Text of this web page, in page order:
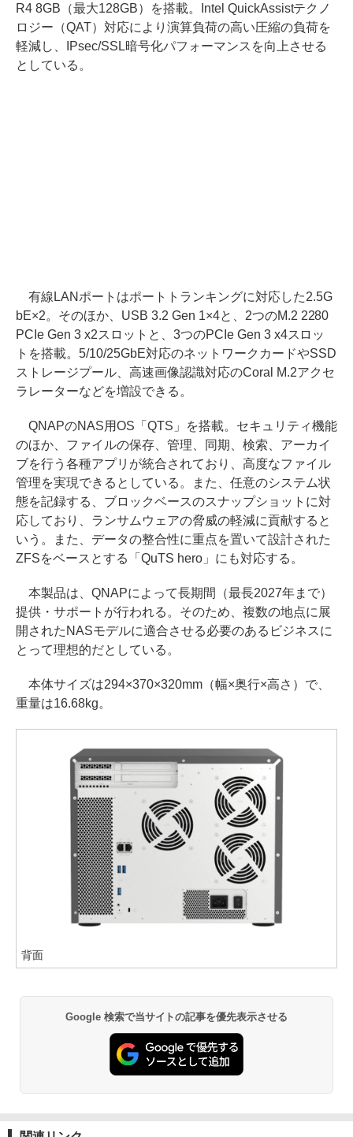
R4 8GB（最大128GB）を搭載。Intel QuickAssistテクノ
ロジー（QAT）対応により演算負荷の高い圧縮の負荷を
軽減し、IPsec/SSL暗号化パフォーマンスを向上させる
としている。
有線LANポートはポートトランキングに対応した2.5G
bE×2。そのほか、USB 3.2 Gen 1×4と、2つのM.2 2280
PCIe Gen 3 x2スロットと、3つのPCIe Gen 3 x4スロッ
トを搭載。5/10/25GbE対応のネットワークカードやSSD
ストレージプール、高速画像認識対応のCoral M.2アクセ
ラレーターなどを増設できる。
QNAPのNAS用OS「QTS」を搭載。セキュリティ機能
のほか、ファイルの保存、管理、同期、検索、アーカイ
ブを行う各種アプリが統合されており、高度なファイル
管理を実現できるとしている。また、任意のシステム状
態を記録する、ブロックベースのスナップショットに対
応しており、ランサムウェアの脅威の軽減に貢献すると
いう。また、データの整合性に重点を置いて設計された
ZFSをベースとする「QuTS hero」にも対応する。
本製品は、QNAPによって長期間（最長2027年まで）
提供・サポートが行われる。そのため、複数の地点に展
開されたNASモデルに適合させる必要のあるビジネスに
とって理想的だとしている。
本体サイズは294×370×320mm（幅×奥行×高さ）で、
重量は16.68kg。
背面
Google 検索で当サイトの記事を優先表示させる